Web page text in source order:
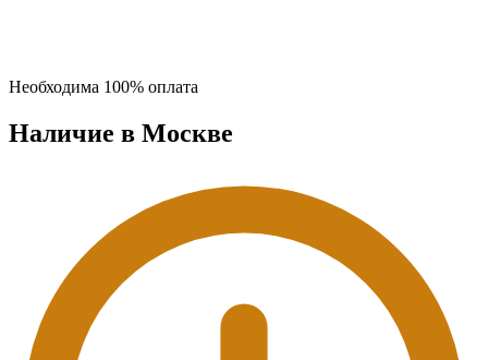
Необходима 100% оплата
Наличие в Москвe